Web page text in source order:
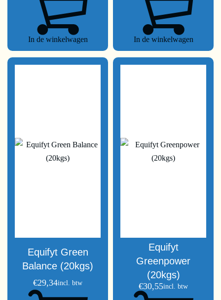
In de winkelwagen In de winkelwagen
Equifyt Green
Balance (20kgs)
€29,34incl. btw
Equifyt
Greenpower
(20kgs)
€30,55incl. btw